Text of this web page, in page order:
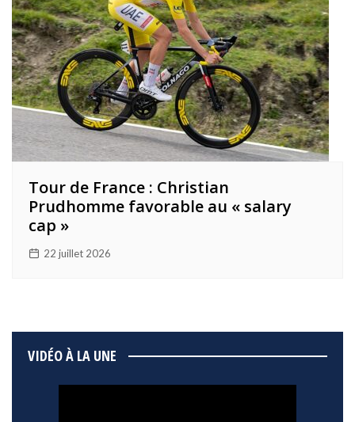
Tour de France : Christian
Prudhomme favorable au « salary
cap »
22 juillet 2026
VIDÉO À LA UNE